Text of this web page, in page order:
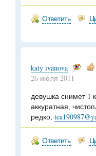
Ответить
katy ivanova
26 июля 2011
девушка снимет 1
аккуратная,
редко,
Ответить